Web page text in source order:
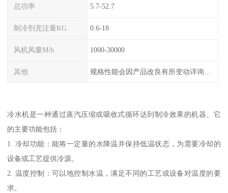
总功率 5.7-52.7
制冷剂充注量KG 0.6-18
风机风量M/h 1000-30000
其他
冷水机是一种通过蒸汽压缩或吸收式循环达到制冷效果的机器。它
的主要功能包括：
1. 冷却功能：能将一定量的水降温并保持低温状态，为需要冷却的
设备或工艺提供冷源。
2. 温度控制：可以地控制水温，满足不同的工艺或设备对温度的要
求。